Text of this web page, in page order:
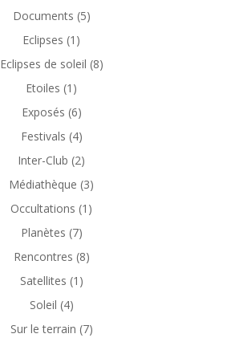
Documents (5)
Eclipses (1)
Eclipses de soleil (8)
Etoiles (1)
Exposés (6)
Festivals (4)
Inter-Club (2)
Médiathèque (3)
Occultations (1)
Planètes (7)
Rencontres (8)
Satellites (1)
Soleil (4)
Sur le terrain (7)